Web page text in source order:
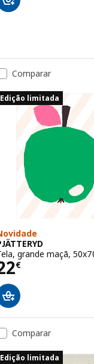
Comparar
Edição limitada
grande maçã,
€ 22€
Comparar
Edição limitada